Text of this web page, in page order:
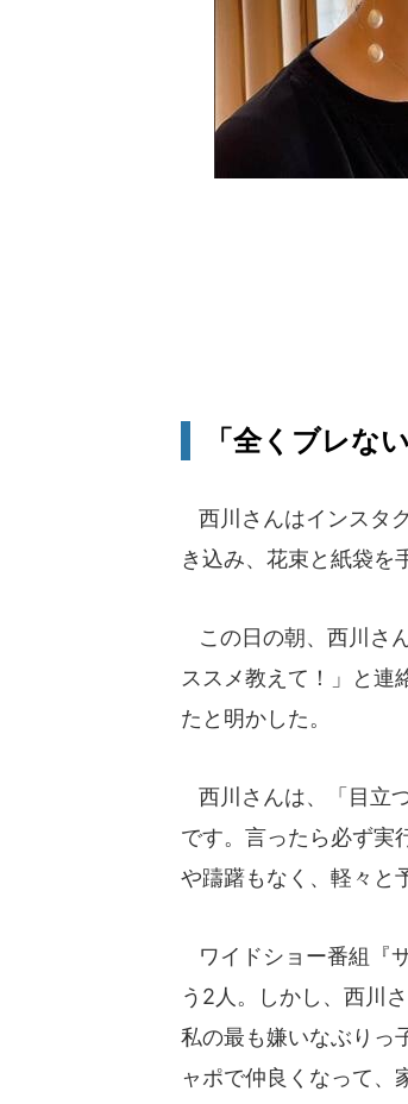
「全くブレな
西川さんはインスタ
き込み、花束と紙袋を
この日の朝、西川さ
ススメ教えて！」と連
たと明かした。
西川さんは、「目立
です。言ったら必ず実
や躊躇もなく、軽々と
ワイドショー番組『
う2人。しかし、西川
私の最も嫌いなぶりっ
ャポで仲良くなって、